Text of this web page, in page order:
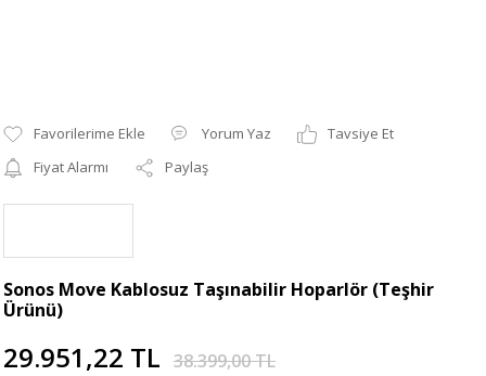
Yorum Yaz
Tavsiye Et
Fiyat Alarmı
Paylaş
Sonos Move Kablosuz Taşınabilir Hoparlör (Teşhir
Ürünü)
29.951,22 TL 38.399,00 TL